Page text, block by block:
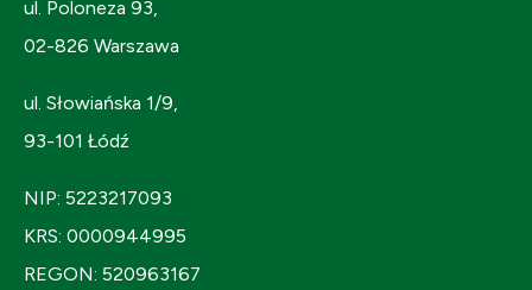
ul. Poloneza 93,
02-826 Warszawa
ul. Słowiańska 1/9,
93-101 Łódź
NIP: 5223217093
KRS: 0000944995
REGON: 520963167